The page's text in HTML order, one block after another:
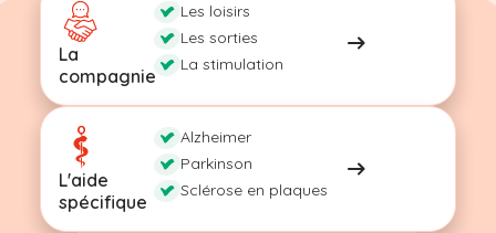
La
compagnie
Les loisirs
Les sorties
La stimulation
L'aide
spécifique
Alzheimer
Parkinson
Sclérose en plaques